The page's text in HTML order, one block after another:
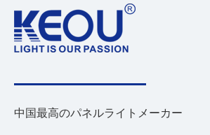
中国最高のパネルライトメーカー